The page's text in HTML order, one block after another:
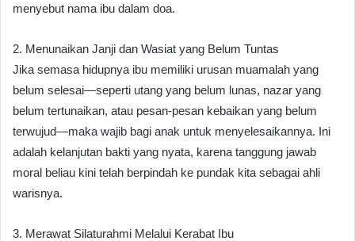
menyebut nama ibu dalam doa.
2. Menunaikan Janji dan Wasiat yang Belum Tuntas
Jika semasa hidupnya ibu memiliki urusan muamalah yang
belum selesai—seperti utang yang belum lunas, nazar yang
belum tertunaikan, atau pesan-pesan kebaikan yang belum
terwujud—maka wajib bagi anak untuk menyelesaikannya. Ini
adalah kelanjutan bakti yang nyata, karena tanggung jawab
moral beliau kini telah berpindah ke pundak kita sebagai ahli
warisnya.
3. Merawat Silaturahmi Melalui Kerabat Ibu